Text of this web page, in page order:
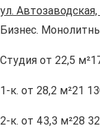
ул.
Бизнес.
Студия от 22,5 м²
1-к. от 28,2 м²21
2-к. от 43,3 м²28